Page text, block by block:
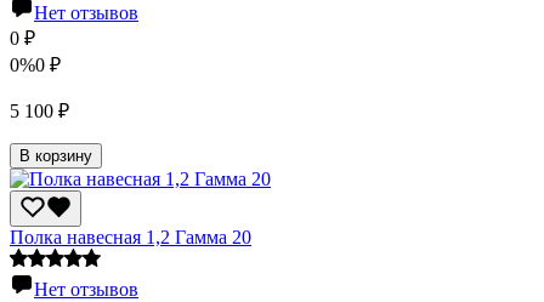
Нет отзывов
0 ₽
0%0 ₽
5 100 ₽
В корзину
Полка навесная 1,2 Гамма 20
Нет отзывов